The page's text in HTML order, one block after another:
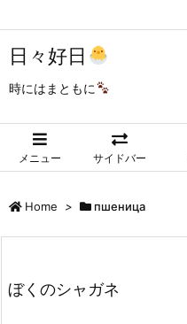
日々好日
時にはまともに
メニュー サイドバー
Home > пшеница
ぼくのシャガネ